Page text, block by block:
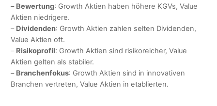
– Bewertung: Growth Aktien haben höhere KGVs, Value
Aktien niedrigere.
– Dividenden: Growth Aktien zahlen selten Dividenden,
Value Aktien oft.
– Risikoprofil: Growth Aktien sind risikoreicher, Value
Aktien gelten als stabiler.
– Branchenfokus: Growth Aktien sind in innovativen
Branchen vertreten, Value Aktien in etablierten.